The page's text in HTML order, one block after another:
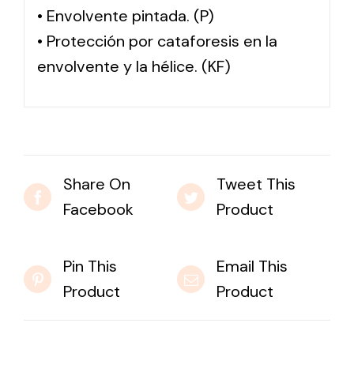
• Envolvente pintada. (P)
• Protección por cataforesis en la
envolvente y la hélice. (KF)
Share On
Facebook
Tweet This
Product
Pin This
Product
Email This
Product